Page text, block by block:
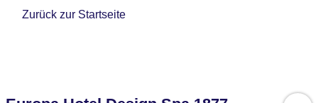
Zurück zur Startseite